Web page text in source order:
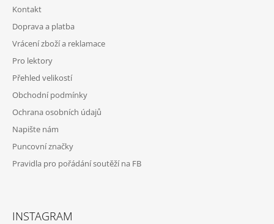
Kontakt
Doprava a platba
Vrácení zboží a reklamace
Pro lektory
Přehled velikostí
Obchodní podmínky
Ochrana osobních údajů
Napište nám
Puncovní značky
Pravidla pro pořádání soutěží na FB
INSTAGRAM